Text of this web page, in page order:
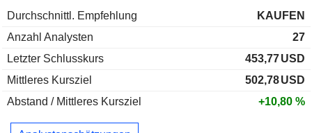
Durchschnittl. Empfehlung
KAUFEN
Anzahl Analysten
27
Letzter Schlusskurs
453,77USD
Mittleres Kursziel
502,78USD
Abstand / Mittleres Kursziel
+10,80 %